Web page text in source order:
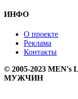
ИНФО
О проекте
Реклама
Контакты
© 2005-2023
МУЖЧИН